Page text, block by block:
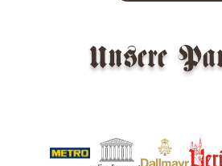
Unsere